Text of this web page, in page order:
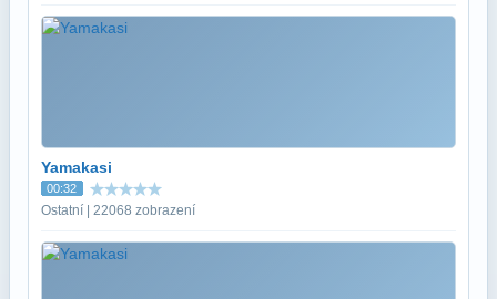
Yamakasi
00:32
Ostatní | 22068 zobrazení